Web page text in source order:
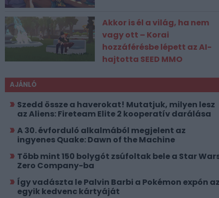
Akkor is él a világ, ha nem
vagy ott – Korai
hozzáférésbe lépett az AI-
hajtotta SEED MMO
AJÁNLÓ
Szedd össze a haverokat! Mutatjuk, milyen lesz
az Aliens: Fireteam Elite 2 kooperatív darálása
A 30. évforduló alkalmából megjelent az
ingyenes Quake: Dawn of the Machine
Több mint 150 bolygót zsúfoltak bele a Star
Zero Company-ba
Így vadászta le Palvin Barbi a Pokémon expón
egyik kedvenc kártyáját